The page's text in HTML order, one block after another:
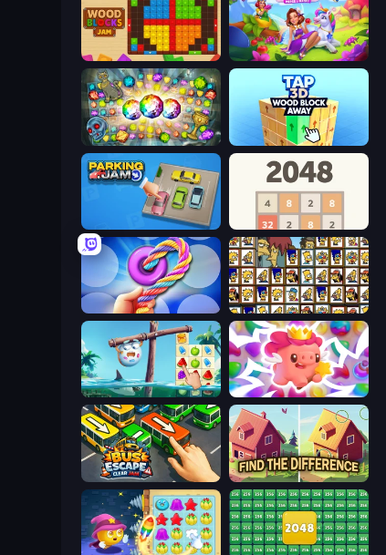
Wood Blocks Jam Fairyland Merge & Magic
Forgotten Treasure 2
2048
Twisted Tangle Simpsons Mahjong
Sugar Heroes Match Arena
Bus Escape: Clear Jam Find The Difference